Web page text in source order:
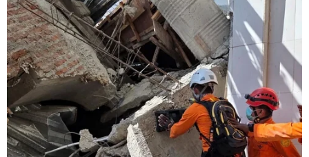
Đội tuyển Việt Nam đặt mục
tiêu 3 điểm, cảnh báo Indonesia
trước giờ G
03/08/2026 07:39
ASEAN Cup 2026: Indonesia tổn thất